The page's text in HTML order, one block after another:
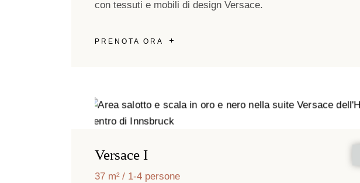
con tessuti e mobili di design Versace.
PRENOTA ORA
Versace I
37 m² 1-4 persone